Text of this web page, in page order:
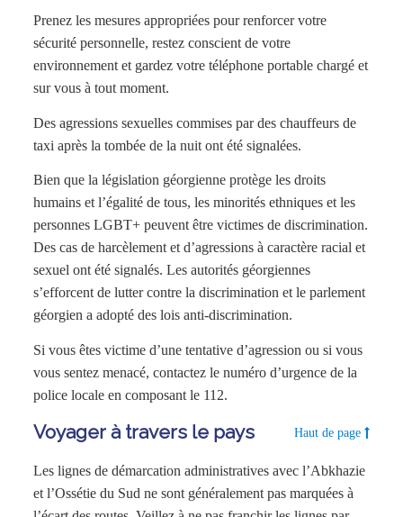
Prenez les mesures appropriées pour renforcer votre
sécurité personnelle, restez conscient de votre
environnement et gardez votre téléphone portable chargé et
sur vous à tout moment.
Des agressions sexuelles commises par des chauffeurs de
taxi après la tombée de la nuit ont été signalées.
Bien que la législation géorgienne protège les droits
humains et l’égalité de tous, les minorités ethniques et les
personnes LGBT+ peuvent être victimes de discrimination.
Des cas de harcèlement et d’agressions à caractère racial et
sexuel ont été signalés. Les autorités géorgiennes
s’efforcent de lutter contre la discrimination et le parlement
géorgien a adopté des lois anti-discrimination.
Si vous êtes victime d’une tentative d’agression ou si vous
vous sentez menacé, contactez le numéro d’urgence de la
police locale en composant le 112.
Voyager à travers le pays Haut de page
Les lignes de démarcation administratives avec l’Abkhazie
et l’Ossétie du Sud ne sont généralement pas marquées à